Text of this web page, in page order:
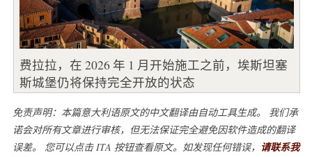
费拉拉，在 2026 年 1 月开始施工之前，埃斯坦塞
斯城堡仍将保持完全开放的状态
免责声明：本篇意大利语原文的中文翻译由自动工具生成。 我们承
诺会对所有文章进行审核，但无法保证完全避免因软件造成的翻译
误差。 您可以点击 ITA 按钮查看原文。如发现任何错误， 请联系我